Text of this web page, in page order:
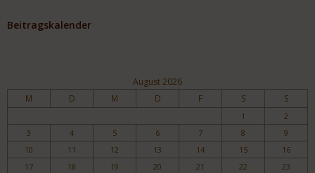
Beitragskalender
August 2026
M D M D F S S
1
2
3
4 5 6 7 8
9
10
11 12 13 14 15
16
17
18 19 20 21 22
23